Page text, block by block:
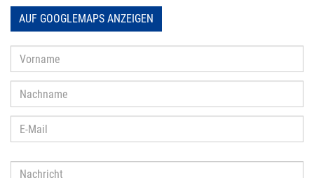
AUF GOOGLEMAPS ANZEIGEN